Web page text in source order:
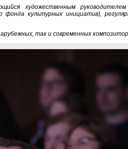
художественным
фонда культурных инициатив),
так и современных